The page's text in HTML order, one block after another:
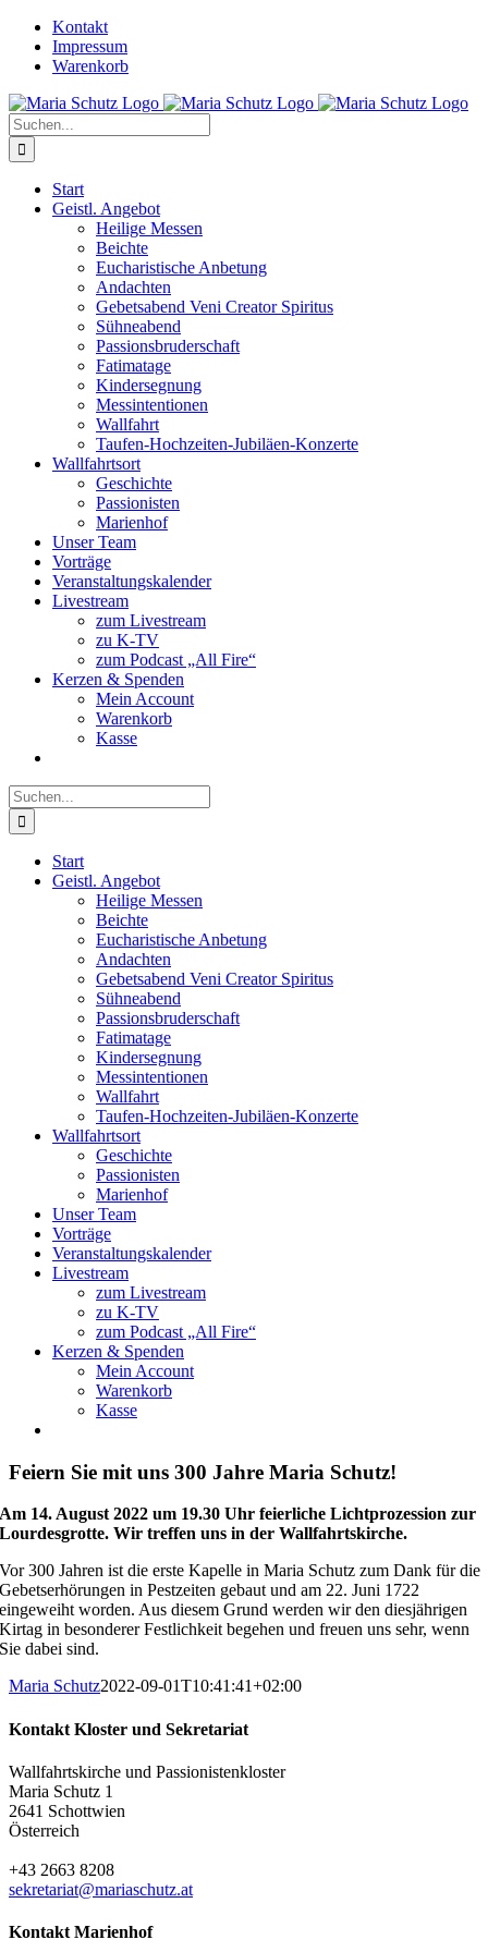
Zum
Inhalt
springen
YouTube
InstagramKontakt
Impressum
Warenkorb
Suche
nach:
Start
Geistl. Angebot
Heilige Messen
Beichte
Eucharistische Anbetung
Andachten
Gebetsabend Veni Creator Spiritus
Sühneabend
Passionsbruderschaft
Fatimatage
Kindersegnung
Messintentionen
Wallfahrt
Taufen-Hochzeiten-Jubiläen-Konzerte
Wallfahrtsort
Geschichte
Passionisten
Marienhof
Unser Team
Vorträge
Veranstaltungskalender
Livestream
zum Livestream
zu K-TV
zum Podcast „All Fire“
Kerzen & Spenden
Mein Account
Warenkorb
Kasse
Suche
nach:
Start
Geistl. Angebot
Heilige Messen
Beichte
Eucharistische Anbetung
Andachten
Gebetsabend Veni Creator Spiritus
Sühneabend
Passionsbruderschaft
Fatimatage
Kindersegnung
Messintentionen
Wallfahrt
Taufen-Hochzeiten-Jubiläen-Konzerte
Wallfahrtsort
Geschichte
Passionisten
Marienhof
Unser Team
Vorträge
Veranstaltungskalender
Livestream
zum Livestream
zu K-TV
zum Podcast „All Fire“
Kerzen & Spenden
Mein Account
Warenkorb
Kasse
Feiern Sie mit uns 300 Jahre Maria Schutz!
Am 14. August 2022 um 19.30 Uhr feierliche Lichtprozession zur
Lourdesgrotte.Wir treffen uns in der Wallfahrtskirche.
Vor 300 Jahren ist die erste Kapelle in Maria Schutz zum Dank für die
Gebetserhörungen in Pestzeiten gebaut und am 22. Juni 1722
eingeweiht worden. Aus diesem Grund werden wir den diesjährigen
Kirtag in besonderer Festlichkeit begehen und freuen uns sehr, wenn
Sie dabei sind.
Maria Schutz2022-09-01T10:41:41+02:00
Kontakt Kloster und Sekretariat
Wallfahrtskirche und Passionistenkloster
Maria Schutz 1
2641 Schottwien
Österreich
+43 2663 8208
sekretariat@mariaschutz.at
Kontakt Marienhof